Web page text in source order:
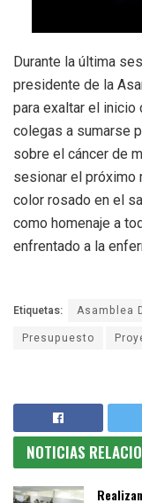
Durante la última
presidente de la
para exaltar el
colegas a sumarse
sobre el cáncer de
sesionar el próximo
color rosado en el
como homenaje a
enfrentado a la
Etiquetas: Asamblea
Presupuesto
NOTICIAS